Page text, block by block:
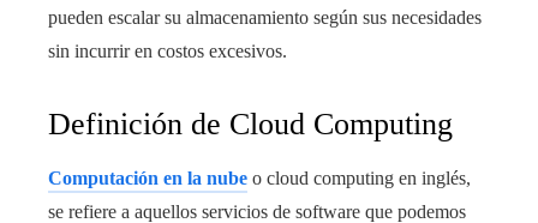
pueden escalar su almacenamiento según sus necesidades
sin incurrir en costos excesivos.
Definición de Cloud Computing
Computación en la nube o cloud computing en inglés,
se refiere a aquellos servicios de software que podemos